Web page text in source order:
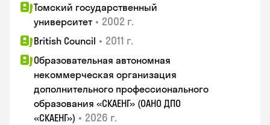
Томский государственный
университет • 2002 г.
British Council • 2011 г.
Образовательная автономная
некоммерческая организация
дополнительного профессионального
образования «СКАЕНГ» (ОАНО ДПО
«СКАЕНГ») • 2026 г.